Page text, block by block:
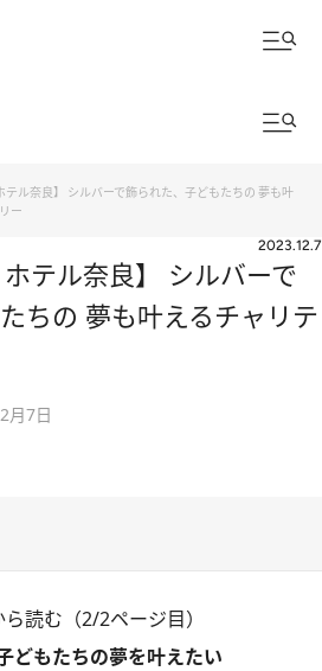
テル奈良】 シルバーで飾られた、子どもたちの 夢も叶
ー
2023.12.7
ホテル奈良】 シルバーで
ちの 夢も叶えるチャリテ
月7日
読む（2/2ページ目）
どもたちの夢を叶えたい